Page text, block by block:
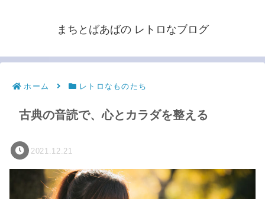
まちとばあばの レトロなブログ
ホーム レトロなものたち
古典の音読で、心とカラダを整える
2021.12.21